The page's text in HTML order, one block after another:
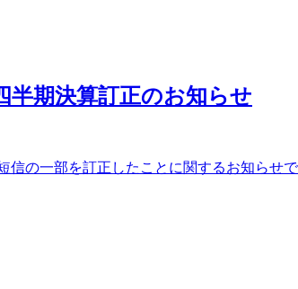
半期決算訂正のお知らせ
信の一部を訂正したことに関するお知ら